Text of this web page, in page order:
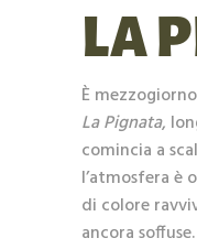
LA
È
La Pignata,
comincia a
l’atmosfera
di colore
ancora soffuse.